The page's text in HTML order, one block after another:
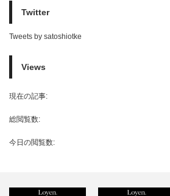
Twitter
Tweets by satoshiotke
Views
現在の記事:
総閲覧数:
今日の閲覧数: